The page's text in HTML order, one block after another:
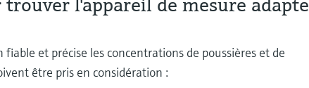
et précise les concentrations de poussières et de
être pris en considération :